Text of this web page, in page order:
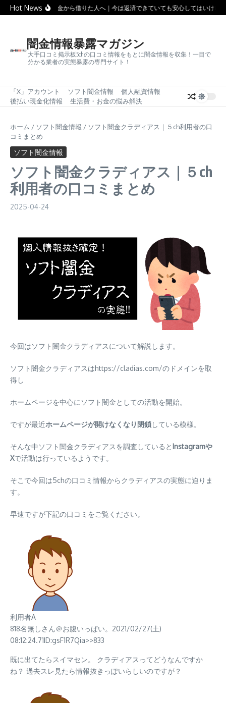
コンテンツへスキップ
Hot Newsソフト闇金から借りた人へ｜今は返済できていても安心してはいけない
闇金情報暴露マガジン
大手口コミ掲示板5chの口コミ情報をもとに闇金情報を収集！一目で
分かる業者の実態暴露の専門サイト！
「X」アカウント ソフト闇金情報
個人融資情報
後払い現金化情報
生活費・お金の悩み解決
ホーム / ソフト闇金情報 / ソフト闇金クラディアス｜５ch利用者の口
コミまとめ
ソフト闇金情報
ソフト闇金クラディアス｜５ch
利用者の口コミまとめ
2025-04-24
今回はソフト闇金クラディアスについて解説します。
ソフト闇金クラディアスはhttps://cladias.com/のドメインを取
得し
ホームページを中心にソフト闇金としての活動を開始。
ですが最近ホームページが開けなくなり閉鎖している模様。
そんな中ソフト闇金クラディアスを調査していると Instagramや
Xで活動は行っているようです。
そこで今回は5chの口コミ情報からクラディアスの実態に迫りま
す。
早速ですが下記の口コミをご覧ください。
利用者A
818名無しさん＠お腹いっぱい。2021/02/27(土)
08:12:24.71ID:gsF1R7Qia>>833
既に出てたらスイマセン。 クラディアスってどうなんですか
ね？ 過去スレ見たら情報抜きっぽいらしいのですが？